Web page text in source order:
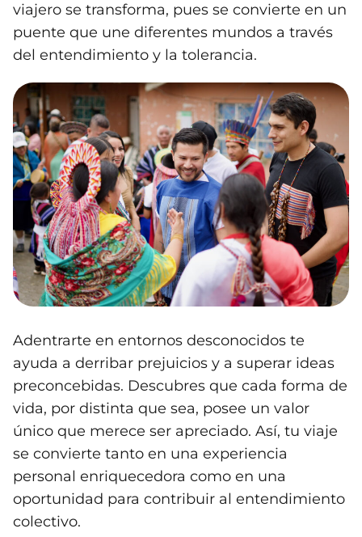
viajero se transforma, pues se convierte en un
puente que une diferentes mundos a través
del entendimiento y la tolerancia.
Adentrarte en entornos desconocidos te
ayuda a derribar prejuicios y a superar ideas
preconcebidas. Descubres que cada forma de
vida, por distinta que sea, posee un valor
único que merece ser apreciado. Así, tu viaje
se convierte tanto en una experiencia
personal enriquecedora como en una
oportunidad para contribuir al entendimiento
colectivo.